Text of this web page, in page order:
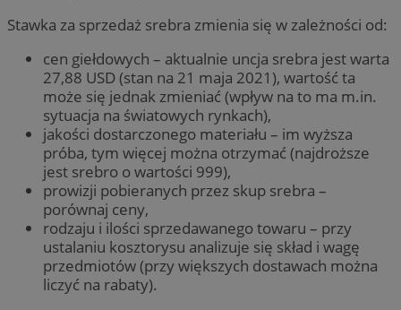
Stawka za sprzedaż srebra zmienia się w zależności od:
cen giełdowych – aktualnie uncja srebra jest warta
27,88 USD (stan na 21 maja 2021), wartość ta
może się jednak zmieniać (wpływ na to ma m.in.
sytuacja na światowych rynkach),
jakości dostarczonego materiału – im wyższa
próba, tym więcej można otrzymać (najdroższe
jest srebro o wartości 999),
prowizji pobieranych przez skup srebra –
porównaj ceny,
rodzaju i ilości sprzedawanego towaru – przy
ustalaniu kosztorysu analizuje się skład i wagę
przedmiotów (przy większych dostawach można
liczyć na rabaty).